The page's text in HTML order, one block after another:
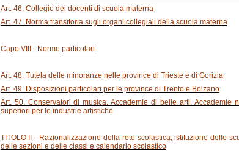
Art. 46. Collegio dei docenti di scuola materna
Art. 47. Norma transitoria sugli organi collegiali della scuola materna
Capo VIII - Norme particolari
Art. 48. Tutela delle minoranze nelle province di Trieste e di Gorizia
Art. 49. Disposizioni particolari per le province di Trento e Bolzano
Art. 50. Conservatori di musica. Accademie di belle arti. Accademie
superiori per le industrie artistiche
TITOLO II - Razionalizzazione della rete scolastica, istituzione delle
delle sezioni e delle classi e calendario scolastico